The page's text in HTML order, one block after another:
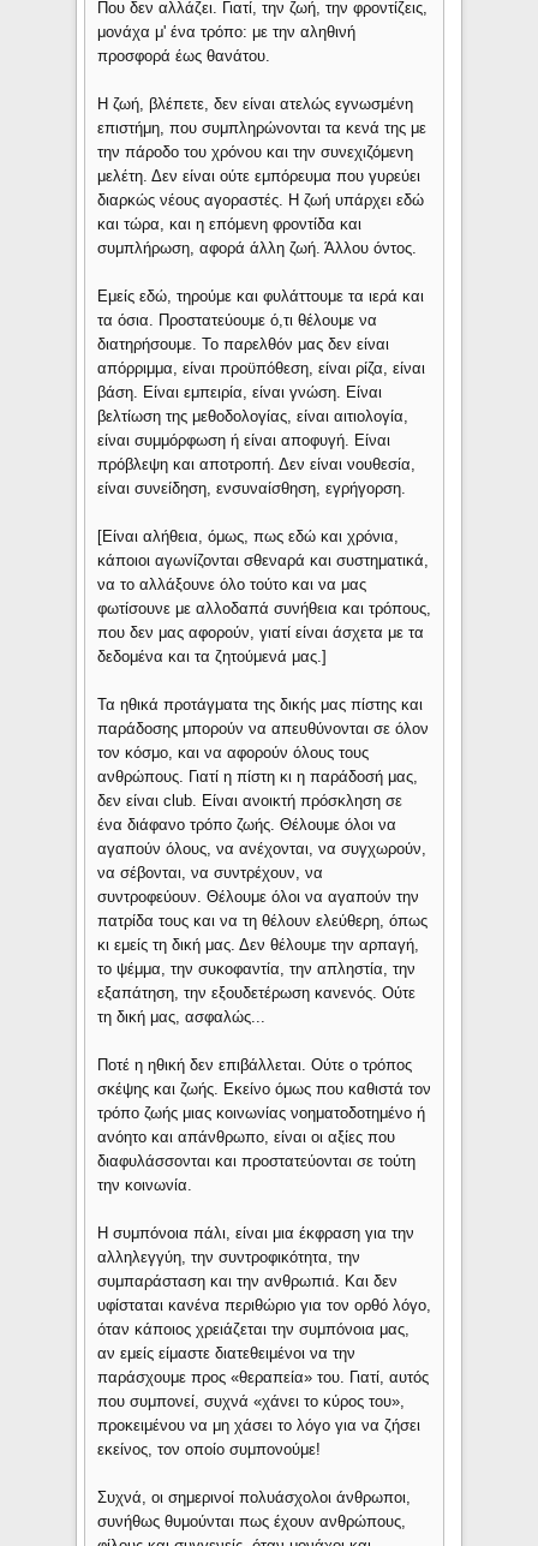
Που δεν αλλάζει. Γιατί, την ζωή, την φροντίζεις,
μονάχα μ' ένα τρόπο: με την αληθινή
προσφορά έως θανάτου.
Η ζωή, βλέπετε, δεν είναι ατελώς εγνωσμένη
επιστήμη, που συμπληρώνονται τα κενά της με
την πάροδο του χρόνου και την συνεχιζόμενη
μελέτη. Δεν είναι ούτε εμπόρευμα που γυρεύει
διαρκώς νέους αγοραστές. Η ζωή υπάρχει εδώ
και τώρα, και η επόμενη φροντίδα και
συμπλήρωση, αφορά άλλη ζωή. Άλλου όντος.
Εμείς εδώ, τηρούμε και φυλάττουμε τα ιερά και
τα όσια. Προστατεύουμε ό,τι θέλουμε να
διατηρήσουμε. Το παρελθόν μας δεν είναι
απόρριμμα, είναι προϋπόθεση, είναι ρίζα, είναι
βάση. Είναι εμπειρία, είναι γνώση. Είναι
βελτίωση της μεθοδολογίας, είναι αιτιολογία,
είναι συμμόρφωση ή είναι αποφυγή. Είναι
πρόβλεψη και αποτροπή. Δεν είναι νουθεσία,
είναι συνείδηση, ενσυναίσθηση, εγρήγορση.
[Είναι αλήθεια, όμως, πως εδώ και χρόνια,
κάποιοι αγωνίζονται σθεναρά και συστηματικά,
να το αλλάξουνε όλο τούτο και να μας
φωτίσουνε με αλλοδαπά συνήθεια και τρόπους,
που δεν μας αφορούν, γιατί είναι άσχετα με τα
δεδομένα και τα ζητούμενά μας.]
Τα ηθικά προτάγματα της δικής μας πίστης και
παράδοσης μπορούν να απευθύνονται σε όλον
τον κόσμο, και να αφορούν όλους τους
ανθρώπους. Γιατί η πίστη κι η παράδοσή μας,
δεν είναι club. Είναι ανοικτή πρόσκληση σε
ένα διάφανο τρόπο ζωής. Θέλουμε όλοι να
αγαπούν όλους, να ανέχονται, να συγχωρούν,
να σέβονται, να συντρέχουν, να
συντροφεύουν. Θέλουμε όλοι να αγαπούν την
πατρίδα τους και να τη θέλουν ελεύθερη, όπως
κι εμείς τη δική μας. Δεν θέλουμε την αρπαγή,
το ψέμμα, την συκοφαντία, την απληστία, την
εξαπάτηση, την εξουδετέρωση κανενός. Ούτε
τη δική μας, ασφαλώς...
Ποτέ η ηθική δεν επιβάλλεται. Ούτε ο τρόπος
σκέψης και ζωής. Εκείνο όμως που καθιστά τον
τρόπο ζωής μιας κοινωνίας νοηματοδοτημένο ή
ανόητο και απάνθρωπο, είναι οι αξίες που
διαφυλάσσονται και προστατεύονται σε τούτη
την κοινωνία.
Η συμπόνοια πάλι, είναι μια έκφραση για την
αλληλεγγύη, την συντροφικότητα, την
συμπαράσταση και την ανθρωπιά. Και δεν
υφίσταται κανένα περιθώριο για τον ορθό λόγο,
όταν κάποιος χρειάζεται την συμπόνοια μας,
αν εμείς είμαστε διατεθειμένοι να την
παράσχουμε προς «θεραπεία» του. Γιατί, αυτός
που συμπονεί, συχνά «χάνει το κύρος του»,
προκειμένου να μη χάσει το λόγο για να ζήσει
εκείνος, τον οποίο συμπονούμε!
Συχνά, οι σημερινοί πολυάσχολοι άνθρωποι,
συνήθως θυμούνται πως έχουν ανθρώπους,